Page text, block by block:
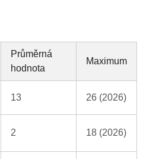
Průměrná
hodnota
Maximum
13 26 (2026)
2 18 (2026)